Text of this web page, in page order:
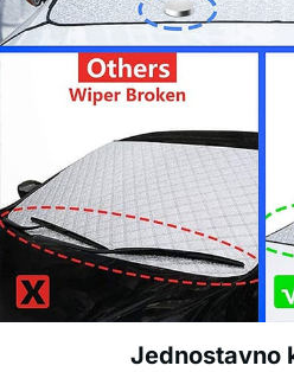
Jednostavno